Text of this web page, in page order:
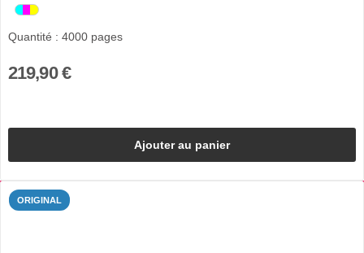
Quantité : 4000 pages
219,90 €
Ajouter au panier
ORIGINAL